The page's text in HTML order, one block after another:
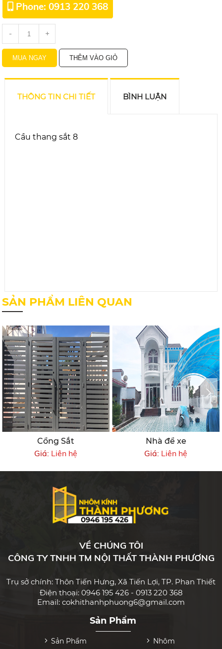
Phone: 0913 220 368
- +
THÔNG TIN CHI TIẾT BÌNH LUẬN
Cầu thang sắt 8
SẢN PHẨM LIÊN QUAN
Cổng Sắt
Giá: Liên hệ
Nhà để xe
Giá: Liên hệ
VỀ CHÚNG TÔI
CÔNG TY TNHH TM NỘI THẤT THÀNH PHƯƠNG
Trụ sở chính: Thôn Tiến Hưng, Xã Tiến Lợi, TP. Phan Thiết
Điện thoại: 0946 195 426 - 0913 220 368
Email: cokhithanhphuong6@gmail.com
Sản Phẩm
Sản Phẩm
Nhôm